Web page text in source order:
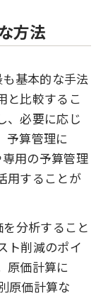
方法
基本的な手法
と比較するこ
、必要に応じ
予算管理に
用の予算管理
用することが
分析すること
ト削減のポイ
原価計算に
原価計算な